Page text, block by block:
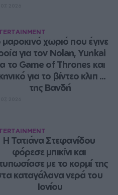
μαροκινό χωριό που έγινε
για τον Nolan, Yunkai
το Game of Thrones και
για το βίντεο κλιπ ...
της Βανδή
Η Τατιάνα Στεφανίδου
φόρεσε μπικίνι και
με το κορμί της
καταγάλανα νερά του
Ιονίου